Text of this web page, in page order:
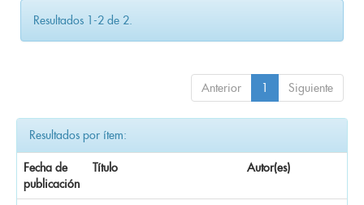
Resultados 1-2 de 2.
Anterior 1 Siguiente
Resultados por ítem:
Fecha de
publicación
Título Autor(es)